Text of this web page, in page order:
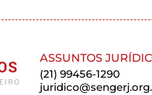
ASSUNTOS
(21) 99456-1290